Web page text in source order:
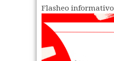
Flasheo informativo